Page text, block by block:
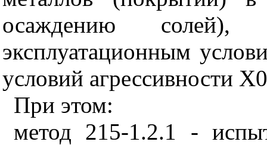
осаждению солей),
эксплуатационным
условий агрессивности
При этом:
метод 215-1.2.1 -